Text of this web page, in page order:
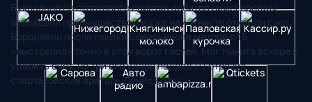
Буквально со стартового свистка арбитра нижегородцы
завладели преимуществом и уже на 4 минуте открыли счет.
Бородавин после скидки Северьянова метров с 16
«выстрелил» точно в угол ворот гостей. Мог Никита вскоре и
удвоить счет, но три его удара подряд (!) отразил
спартаковский вратарь Денис Котин.